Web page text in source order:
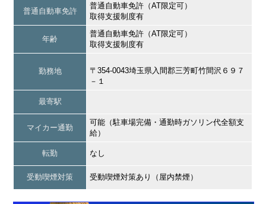
普通自動車免許
普通自動車免許（AT限定可）
取得支援制度有
年齢
普通自動車免許（AT限定可）
取得支援制度有
勤務地
〒354-0043埼玉県入間郡三芳町竹間沢６９７
－１
最寄駅
マイカー通勤
可能（駐車場完備・通勤時ガソリン代全額支
給）
転勤 なし
受動喫煙対策 受動喫煙対策あり（屋内禁煙）